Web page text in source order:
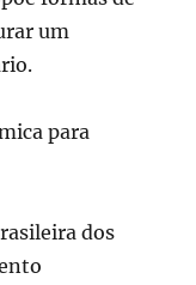
um
para
dos